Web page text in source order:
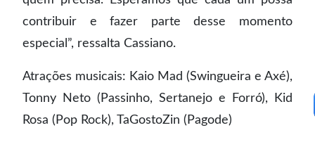
contribuir e fazer parte desse momento
especial”, ressalta Cassiano.
Atrações musicais: Kaio Mad (Swingueira e Axé),
Tonny Neto (Passinho, Sertanejo e Forró), Kid
Rosa (Pop Rock), TaGostoZin (Pagode)